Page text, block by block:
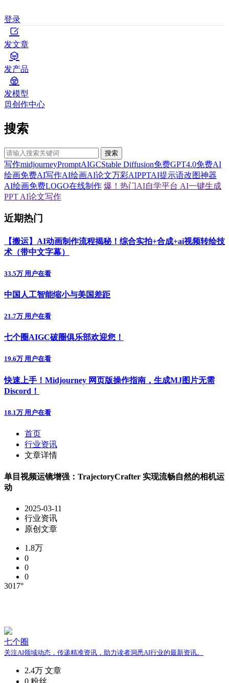
登录
发文章
发产品
发模型
创作中心
搜索
搜索
写作midjourneyPromptAIGCStable Diffusion免费GPT4.0免费AI
绘画免费AI写作AI绘画AI论文万彩AIPPTAI提示语改图神器
AI绘画免费LOGO在线制作 爆！热门AI自学平台 AI一键生成
PPT AI论文写作
近期热门
【搬运】AI动画制作流程揭秘！综合实拍+合成+ai视频转绘技
术（带中文字幕）
33.5万 用户在看
中国人工智能缩小与美国差距
21.7万 用户在看
七个圈AIGC破圈俱乐部欢迎您！
19.6万 用户在看
快速上手！Midjourney 网页版操作指南，生成MJ图片无需
Discord！
18.1万 用户在看
首页
行业资讯
文章详情
单目视频运镜增强：TrajectoryCrafter 实现流畅自然的相机运
动
2025-03-11
行业资讯
原创文章
1.8万
0
0
0
3017°
七个圈
关注AI领域动态，传递精准资讯，助力读者洞悉AI行业的最新资讯。
2.4万 文章